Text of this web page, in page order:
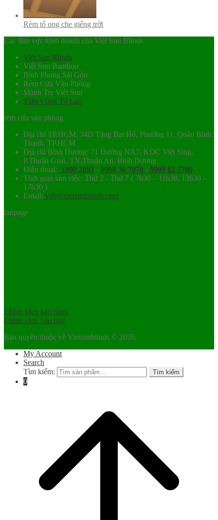
Rèm tổ ong che giếng trời
Các lĩnh vực kinh doanh của Việt Sun Blinds
Việt Sun Blinds
Việt Sun Bamboo
Bình Phong Sài Gòn
Rèm Cửa Văn Phòng
Mành Tre Việt Sun
Tầm Vông Tố Lan
rèm cửa văn phòng
Địa chỉ TP.HCM: 34D Tăng Bạt Hổ, Phường 11, Quận Bình
Thạnh, TP.HCM
Địa chỉ Bình Dương: 71 Đường NA7, KDC Việt Sing,
P.Thuận Giao, TX.Thuận An, Bình Dương
Điện thoại: 1900 2881 - 0908 36 7070 - 0909 62 7700
Thời gian làm việc: Thứ 2 - Thứ 7 ( 7h30 – 11h30, 13h30 –
17h30 )
Email: vsb@vietsunblinds.com
fanpage
Chính sách bảo hành
Chính sách bảo mật
Bản quyền thuộc về Vietsunblinds © 2026.
My Account
Search
Tìm kiếm:
Tìm kiếm
0